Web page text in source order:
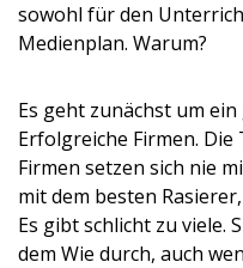
sowohl für den
Medienplan. Warum?
Es geht zunächst um
Erfolgreiche Firmen.
Firmen setzen sich nie
mit dem besten
Es gibt schlicht zu viele.
dem Wie durch, auch